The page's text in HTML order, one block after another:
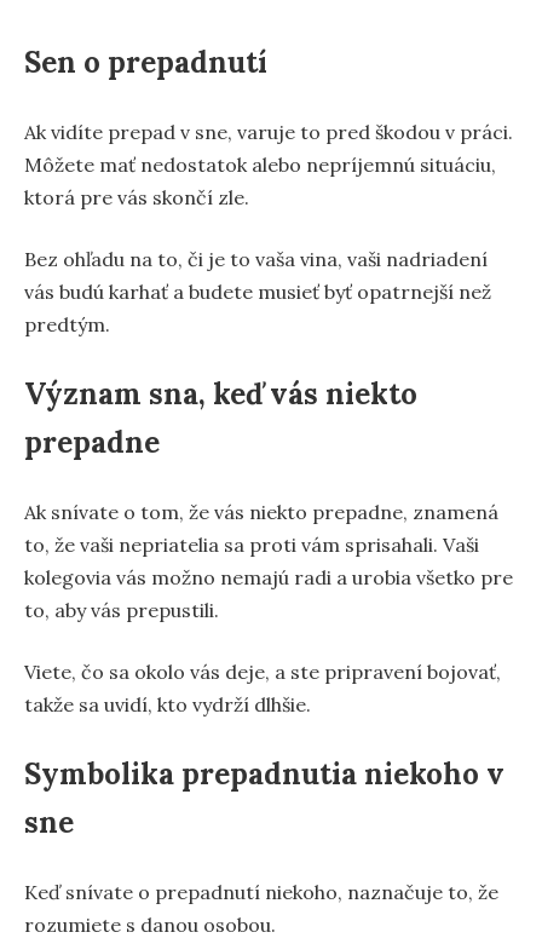
Sen o prepadnutí
Ak vidíte prepad v sne, varuje to pred škodou v práci.
Môžete mať nedostatok alebo nepríjemnú situáciu,
ktorá pre vás skončí zle.
Bez ohľadu na to, či je to vaša vina, vaši nadriadení
vás budú karhať a budete musieť byť opatrnejší než
predtým.
Význam sna, keď vás niekto
prepadne
Ak snívate o tom, že vás niekto prepadne, znamená
to, že vaši nepriatelia sa proti vám sprisahali. Vaši
kolegovia vás možno nemajú radi a urobia všetko pre
to, aby vás prepustili.
Viete, čo sa okolo vás deje, a ste pripravení bojovať,
takže sa uvidí, kto vydrží dlhšie.
Symbolika prepadnutia niekoho v
sne
Keď snívate o prepadnutí niekoho, naznačuje to, že
rozumiete s danou osobou.